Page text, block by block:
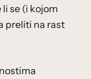
se (i kojom
preliti na rast